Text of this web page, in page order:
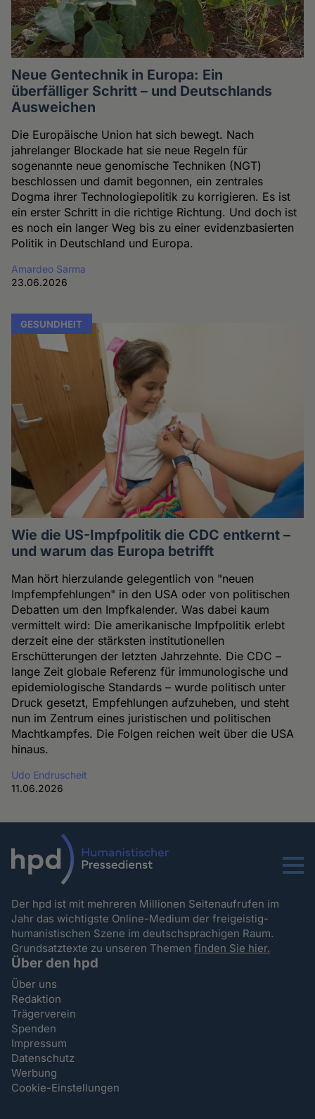
Neue Gentechnik in Europa: Ein
überfälliger Schritt – und Deutschlands
Ausweichen
Die Europäische Union hat sich bewegt. Nach
jahrelanger Blockade hat sie neue Regeln für
sogenannte neue genomische Techniken (NGT)
beschlossen und damit begonnen, ein zentrales
Dogma ihrer Technologiepolitik zu korrigieren. Es ist
ein erster Schritt in die richtige Richtung. Und doch ist
es noch ein langer Weg bis zu einer evidenzbasierten
Politik in Deutschland und Europa.
Amardeo Sarma
23.06.2026
GESUNDHEIT
Wie die US-Impfpolitik die CDC entkernt –
und warum das Europa betrifft
Man hört hierzulande gelegentlich von "neuen
Impfempfehlungen" in den USA oder von politischen
Debatten um den Impfkalender. Was dabei kaum
vermittelt wird: Die amerikanische Impfpolitik erlebt
derzeit eine der stärksten institutionellen
Erschütterungen der letzten Jahrzehnte. Die CDC –
lange Zeit globale Referenz für immunologische und
epidemiologische Standards – wurde politisch unter
Druck gesetzt, Empfehlungen aufzuheben, und steht
nun im Zentrum eines juristischen und politischen
Machtkampfes. Die Folgen reichen weit über die USA
hinaus.
Udo Endruscheit
11.06.2026
Menu
Der hpd ist mit mehreren Millionen Seitenaufrufen im
Jahr das wichtigste Online-Medium der freigeistig-
humanistischen Szene im deutschsprachigen Raum.
Grundsatztexte zu unseren Themenfinden Sie hier.
Über den hpd
Über uns
Redaktion
Trägerverein
Spenden
Impressum
Datenschutz
Werbung
Cookie-Einstellungen